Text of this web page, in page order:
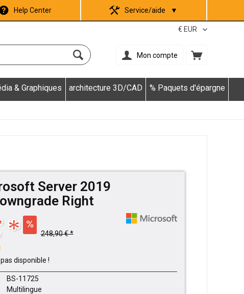
Help Center Service/aide ▼
Mon compte
& Graphiques architecture 3D/CAD % Paquets d'épargne
Server 2019
Right
* 248,90 € *
disponible !
BS-11725
Multilingue